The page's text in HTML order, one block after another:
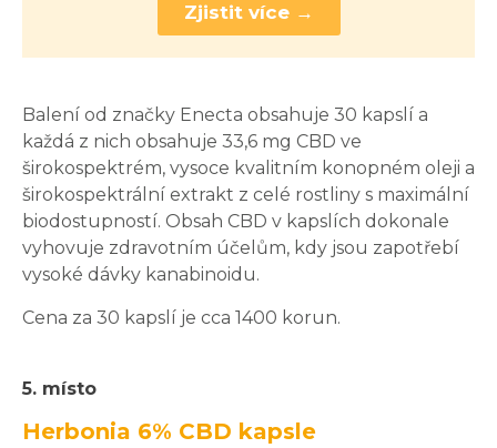
Zjistit více →
Balení od značky Enecta obsahuje 30 kapslí a
každá z nich obsahuje 33,6 mg CBD ve
širokospektrém, vysoce kvalitním konopném oleji a
širokospektrální extrakt z celé rostliny s maximální
biodostupností. Obsah CBD v kapslích dokonale
vyhovuje zdravotním účelům, kdy jsou zapotřebí
vysoké dávky kanabinoidu.
Cena za 30 kapslí je cca 1400 korun.
5. místo
Herbonia 6% CBD kapsle